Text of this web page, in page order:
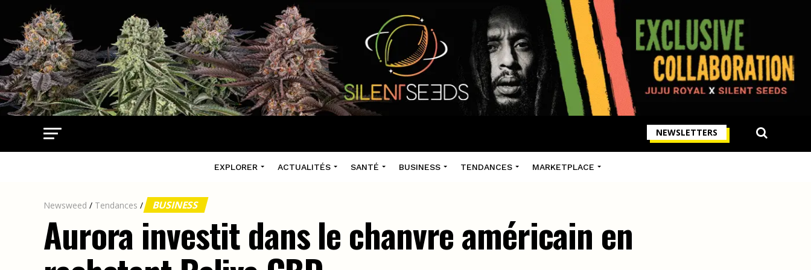
NEWSLETTERS
EXPLORER ACTUALITÉS SANTÉ BUSINESS TENDANCES MARKETPLACE
Newsweed / Tendances / BUSINESS
Aurora investit dans le chanvre américain en